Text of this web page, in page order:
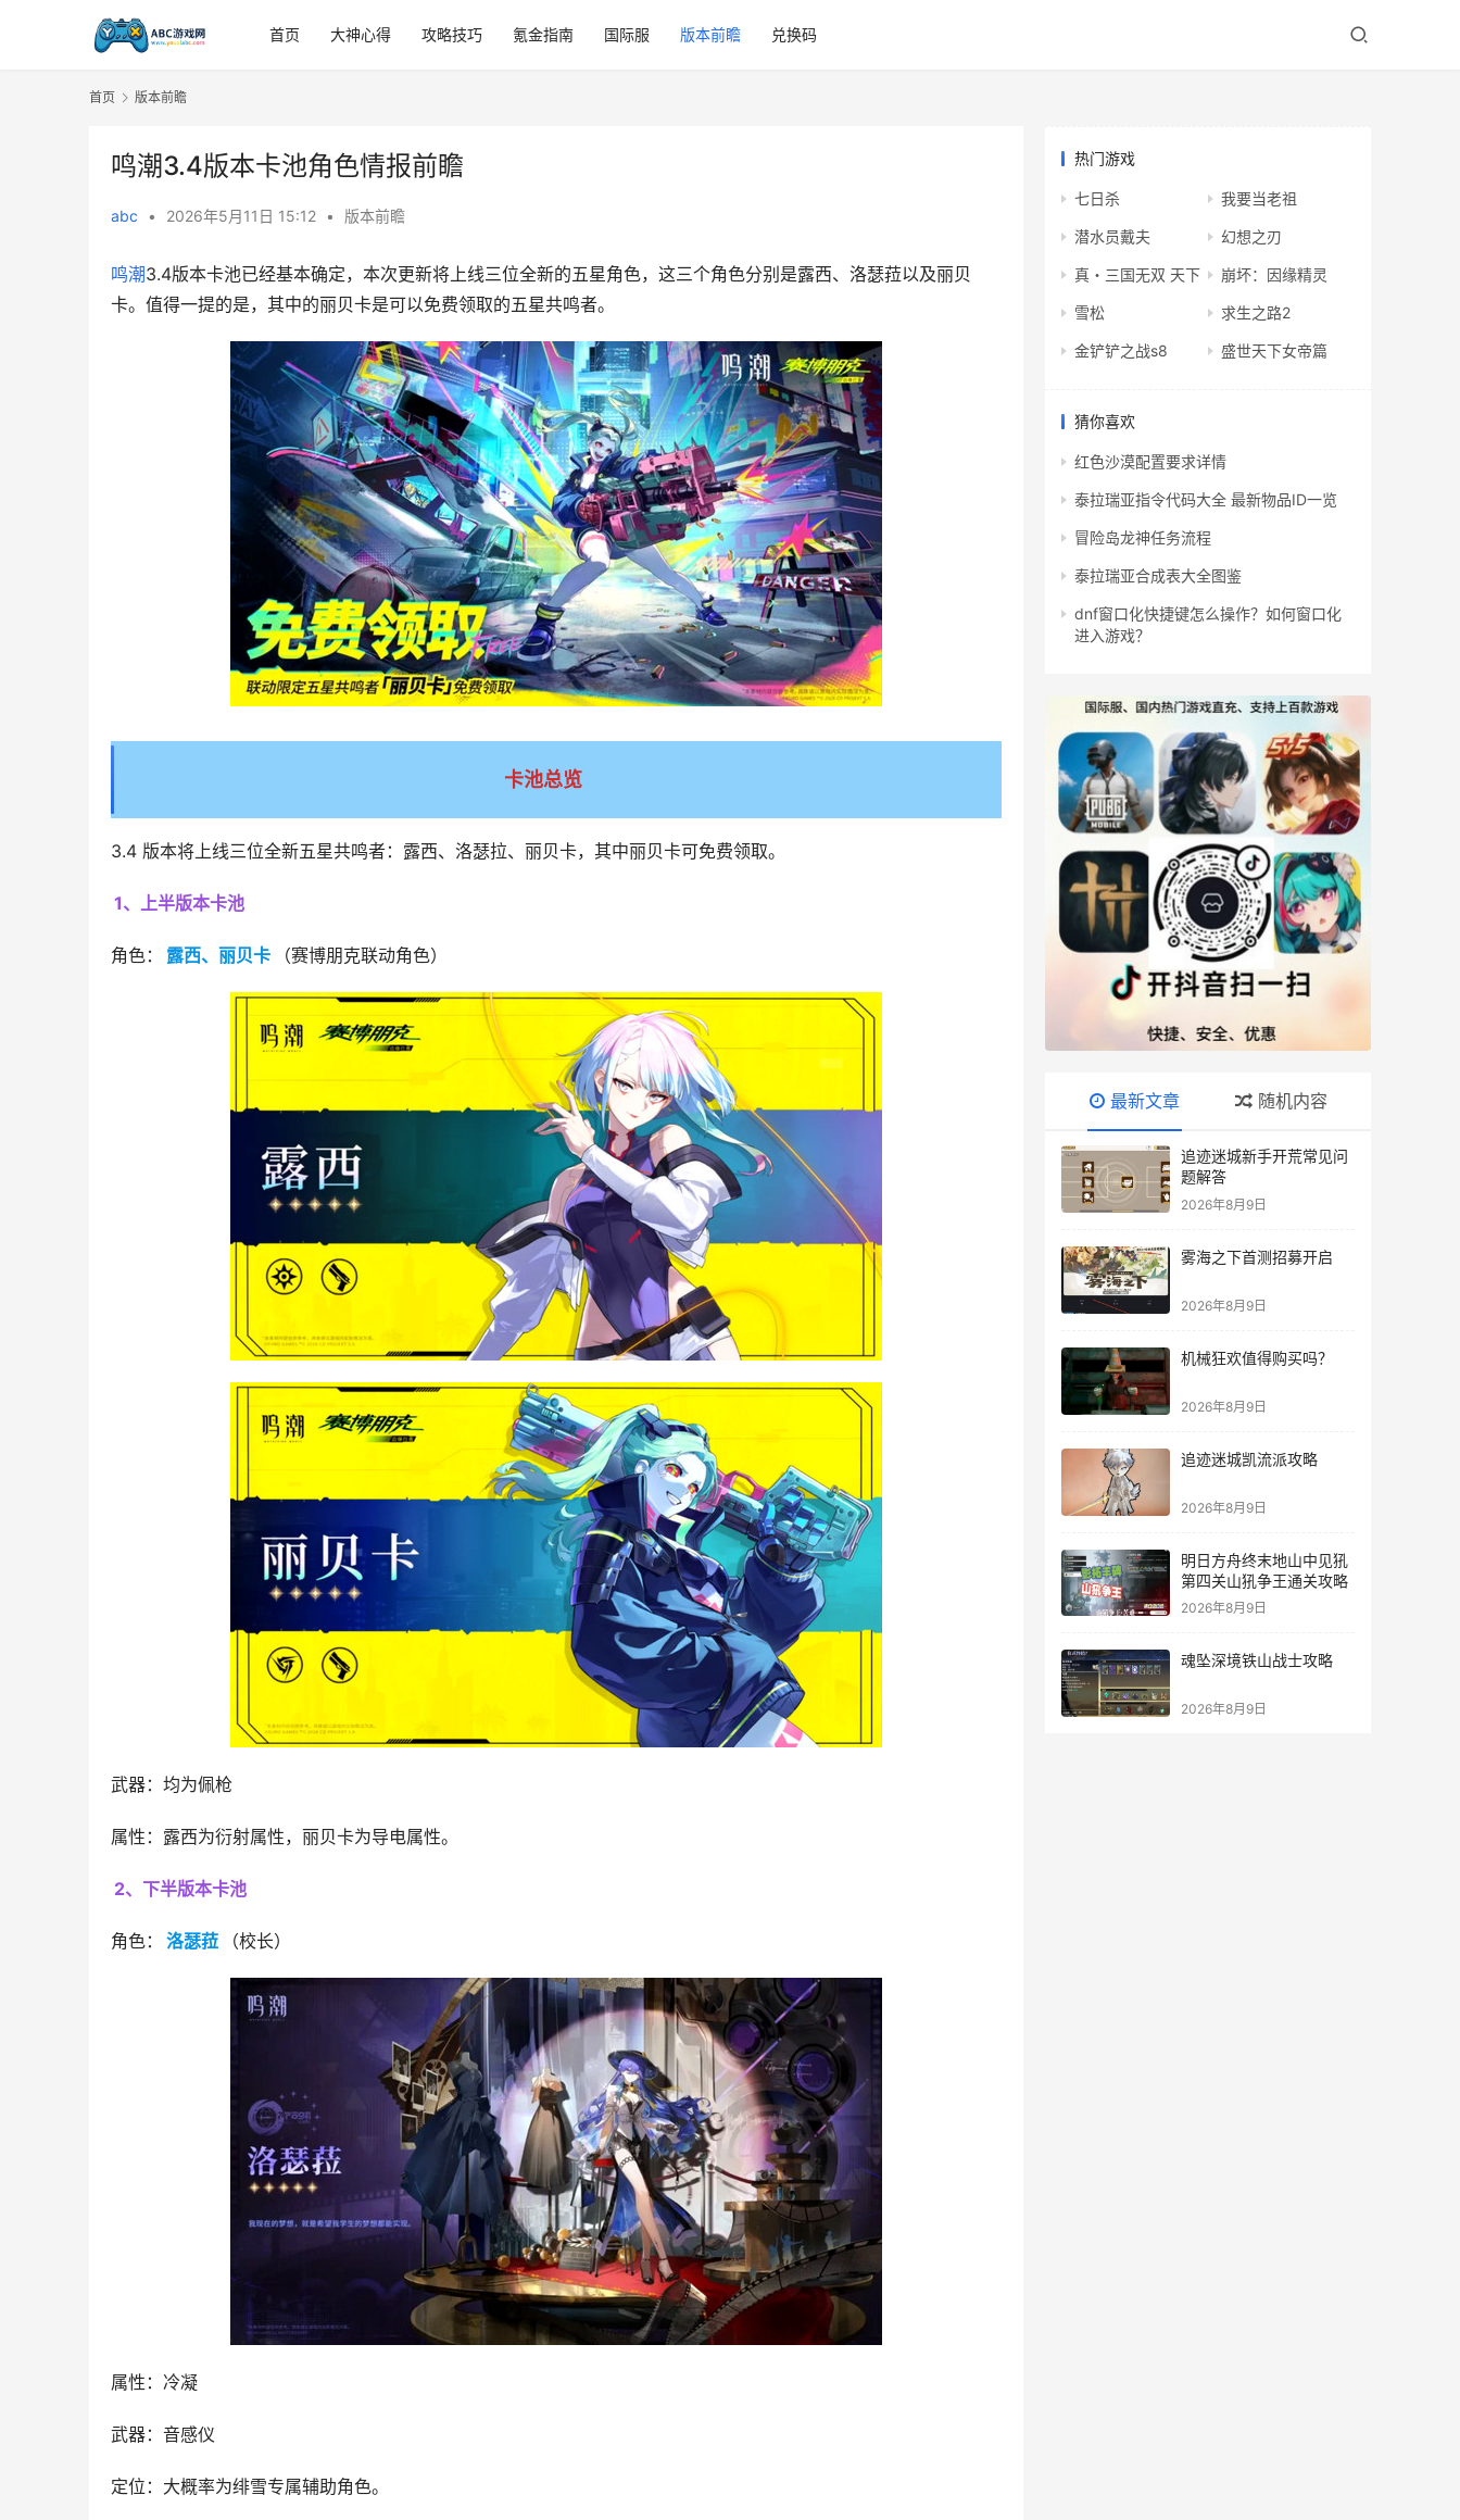
首页 大神心得 攻略技巧 氪金指南 国际服 版本前瞻 兑换码
首页 版本前瞻
鸣潮3.4版本卡池角色情报前瞻
abc • 2026年5月11日 15:12 • 版本前瞻
鸣潮3.4版本卡池已经基本确定，本次更新将上线三位全新的五星角色，这三个角色分别是露西、洛瑟菈以及丽贝
卡。值得一提的是，其中的丽贝卡是可以免费领取的五星共鸣者。
卡池总览
3.4 版本将上线三位全新五星共鸣者：露西、洛瑟拉、丽贝卡，其中丽贝卡可免费领取。
1、上半版本卡池
角色： 露西、丽贝卡 （赛博朋克联动角色）
武器：均为佩枪
属性：露西为衍射属性，丽贝卡为导电属性。
2、下半版本卡池
角色： 洛瑟菈 （校长）
属性：冷凝
武器：音感仪
定位：大概率为绯雪专属辅助角色。
热门游戏
七日杀 我要当老祖
潜水员戴夫 幻想之刃
真・三国无双 天下 崩坏：因缘精灵
雪松 求生之路2
金铲铲之战s8 盛世天下女帝篇
猜你喜欢
红色沙漠配置要求详情
泰拉瑞亚指令代码大全 最新物品ID一览
冒险岛龙神任务流程
泰拉瑞亚合成表大全图鉴
dnf窗口化快捷键怎么操作？如何窗口化
进入游戏？
最新文章 随机内容
追迹迷城新手开荒常见问
题解答
2026年8月9日
雾海之下首测招募开启
2026年8月9日
机械狂欢值得购买吗？
2026年8月9日
追迹迷城凯流派攻略
2026年8月9日
明日方舟终末地山中见犼
第四关山犼争王通关攻略
2026年8月9日
魂坠深境铁山战士攻略
2026年8月9日